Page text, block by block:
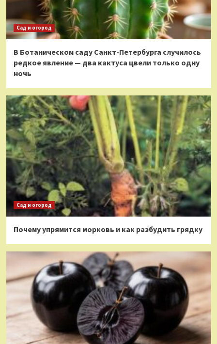
Сад и огород
В Ботаническом саду Санкт-Петербурга случилось
редкое явление — два кактуса цвели только одну
ночь
Сад и огород
Почему упрямится морковь и как разбудить грядку